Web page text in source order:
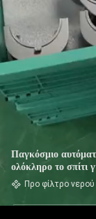
Παγκόσμιο
ολόκληρο το σπίτι
Προ φίλτρο νερού